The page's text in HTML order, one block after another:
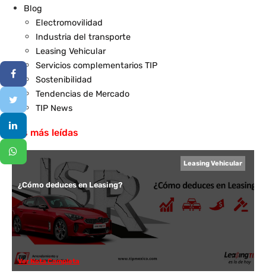
Blog
Electromovilidad
Industria del transporte
Leasing Vehicular
Servicios complementarios TIP
Sostenibilidad
Tendencias de Mercado
TIP News
Las más leídas
Leasing Vehicular
¿Cómo deduces en Leasing?
Ver Nota Completa